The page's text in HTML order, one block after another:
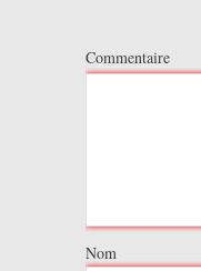
Commentaire
Nom